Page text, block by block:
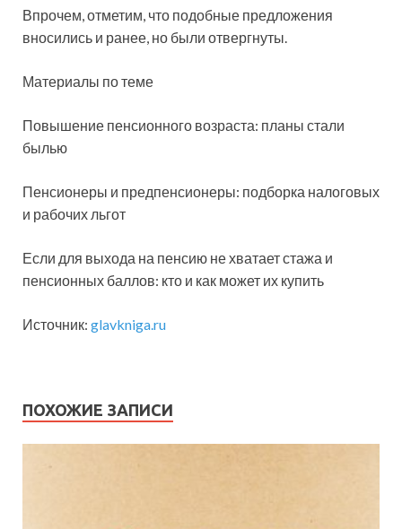
Впрочем, отметим, что подобные предложения
вносились и ранее, но были отвергнуты.
Материалы по теме
Повышение пенсионного возраста: планы стали
былью
Пенсионеры и предпенсионеры: подборка налоговых
и рабочих льгот
Если для выхода на пенсию не хватает стажа и
пенсионных баллов: кто и как может их купить
Источник: glavkniga.ru
ПОХОЖИЕ ЗАПИСИ